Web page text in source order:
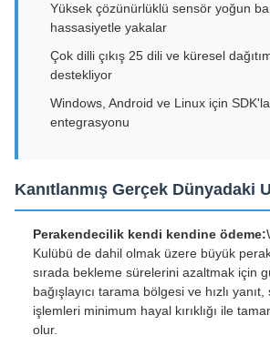
Yüksek çözünürlüklü sensör yoğun
hassasiyetle yakalar
Çok dilli çıkış 25 dili ve küresel
destekliyor
Windows, Android ve Linux için
entegrasyonu
Kanıtlanmış Gerçek Dünyadaki
Perakendecilik kendi kendine ödeme:
Kulübü de dahil olmak üzere büyük
sırada bekleme sürelerini azaltmak için
bağışlayıcı tarama bölgesi ve hızlı yanıt,
işlemleri minimum hayal kırıklığı ile
olur.